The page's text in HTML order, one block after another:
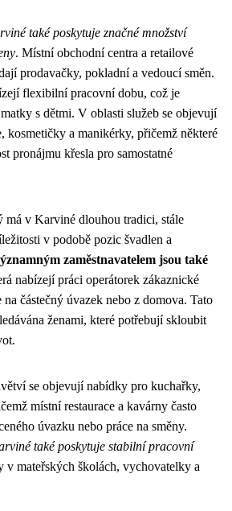
také poskytuje značné množství
. Místní obchodní centra a retailové
prodavačky, pokladní a vedoucí směn.
flexibilní pracovní dobu, což je
s dětmi. V oblasti služeb se objevují
kosmetičky a manikérky, přičemž některé
pronájmu křesla pro samostatné
má v Karviné dlouhou tradici, stále
v podobě pozic švadlen a
zaměstnavatelem jsou také
nabízejí práci operátorek zákaznické
částečný úvazek nebo z domova. Tato
ženami, které potřebují skloubit
se objevují nabídky pro kuchařky,
místní restaurace a kavárny často
úvazku nebo práce na směny.
také poskytuje stabilní pracovní
v mateřských školách, vychovatelky a